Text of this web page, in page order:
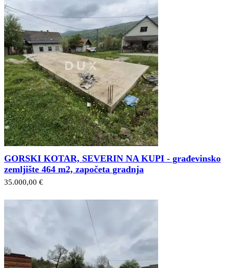
GORSKI KOTAR, SEVERIN NA KUPI - građevinsko
zemljište 464 m2, započeta gradnja
35.000,00 €